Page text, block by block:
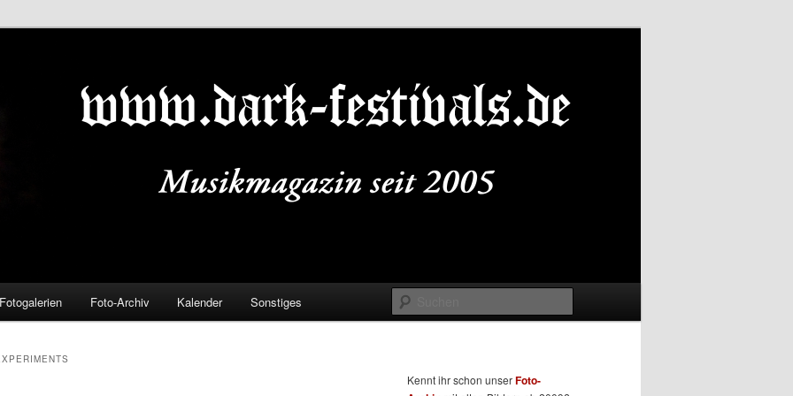
Fotogalerien Foto-Archiv Kalender Sonstiges
Kennt ihr schon unserFoto-